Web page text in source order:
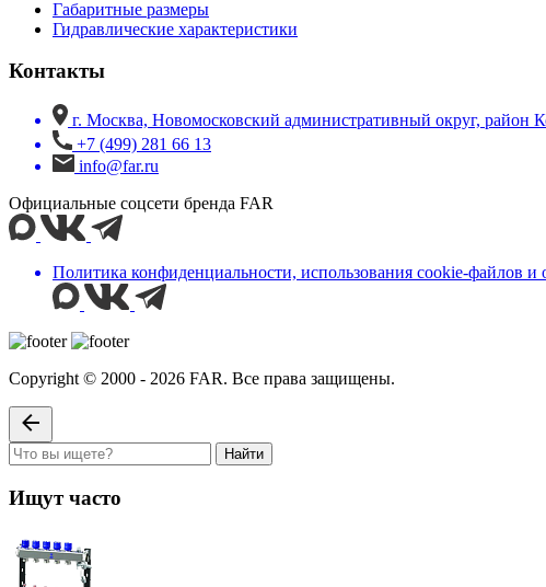
Габаритные размеры
Гидравлические характеристики
Контакты
г. Москва, Новомосковский административный округ,
+7 (499) 281 66 13
info@far.ru
Официальные соцсети бренда FAR
Политика конфиденциальности, использования сookie-файлов и
Copyright © 2000 - 2026 FAR. Все права защищены.
Найти
Ищут часто